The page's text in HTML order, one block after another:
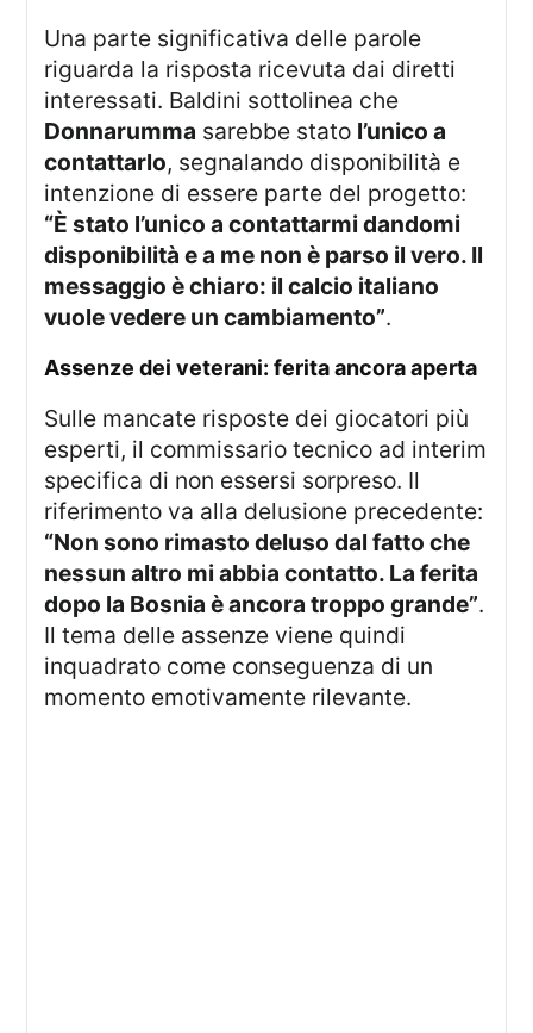
Una parte significativa delle parole
riguarda la risposta ricevuta dai diretti
interessati. Baldini sottolinea che
Donnarumma sarebbe stato l’unico a
contattarlo, segnalando disponibilità e
intenzione di essere parte del progetto:
“È stato l’unico a contattarmi dandomi
disponibilità e a me non è parso il vero. Il
messaggio è chiaro: il calcio italiano
vuole vedere un cambiamento”.
assenze dei veterani: ferita ancora aperta
Sulle mancate risposte dei giocatori più
esperti, il commissario tecnico ad interim
specifica di non essersi sorpreso. Il
riferimento va alla delusione precedente:
“Non sono rimasto deluso dal fatto che
nessun altro mi abbia contatto. La ferita
dopo la Bosnia è ancora troppo grande”.
Il tema delle assenze viene quindi
inquadrato come conseguenza di un
momento emotivamente rilevante.